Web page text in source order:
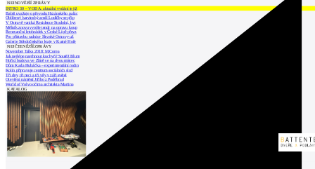
NEJNOVĚJŠÍ ZPRÁVY
INTRO 30 – VODA: aktuální vydání je již
Babiš uvažuje o převodu Hrzánského palác
Oblíbený karvinský areál Lodičky se přip
V Ostravě vzniká Rezidence Stodolní, byt
Mělník znovu vypíše tendr na opravu koup
Renesanční letohrádek v České Lípě převz
Pro přístavbu radnice Slezské Ostravy už
Galerie Středočeského kraje v Kutné Hoře
NEJČTENĚJŠÍ ZPRÁVY
November Talks 2018: M.Corea
Jak nejlépe navrhnout kuchyň? Soutěž Blum
Hořící budova ve Zlíně se na dvou místec
Dům Karla Hubáčka – experimentální rodin
Kolín připravuje centrum sociálních služ
Tři dny, tři noci a tři vily v záři světel
Otevření náměstí Jiřího z Poděbrad
World of Volvo očima architekta Martina
KATALOG